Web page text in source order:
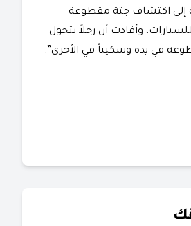
إلى اكتشاف جثة مقطوعة
وأفادت أن رجلاً يتجول
في يده وسكيناً في الأخرى”.